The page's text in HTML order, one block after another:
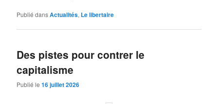
Publié dansActualités, Le libertaire
Des pistes pour contrer le
capitalisme
Publié le16 juillet 2026